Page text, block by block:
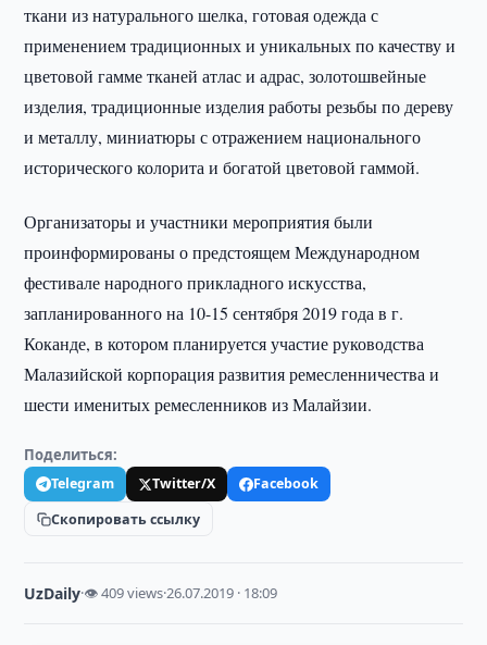
ткани из натурального шелка, готовая одежда с
применением традиционных и уникальных по качеству и
цветовой гамме тканей атлас и адрас, золотошвейные
изделия, традиционные изделия работы резьбы по дереву
и металлу, миниатюры с отражением национального
исторического колорита и богатой цветовой гаммой.
Организаторы и участники мероприятия были
проинформированы о предстоящем Международном
фестивале народного прикладного искусства,
запланированного на 10-15 сентября 2019 года в г.
Коканде, в котором планируется участие руководства
Малазийской корпорация развития ремесленничества и
шести именитых ремесленников из Малайзии.
Поделиться:
Telegram Twitter/X
Facebook
Скопировать ссылку
UzDaily·👁 409 views·26.07.2019 · 18:09